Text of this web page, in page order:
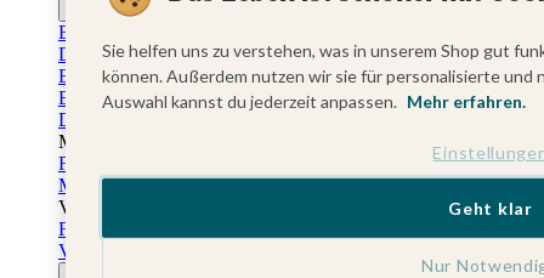
Jugendweihekarten
Einladungskarten Jugendweihe
Dankeskarten Jugendweihe
Einschulungskarten
Einladungskarten Einschulung
Danksagung Einschulung
Muttertag
Fotogeschenke Muttertag
Muttertagskarten
Vatertag
Fotogeschenke Vatertag
Vatertagskarten
Sie helfen uns zu verstehen, was in unserem Shop gut
können. Außerdem nutzen wir sie für personalisierte
Auswahl kannst du jederzeit anpassen. Mehr erfahren.
Nur
Geht klar